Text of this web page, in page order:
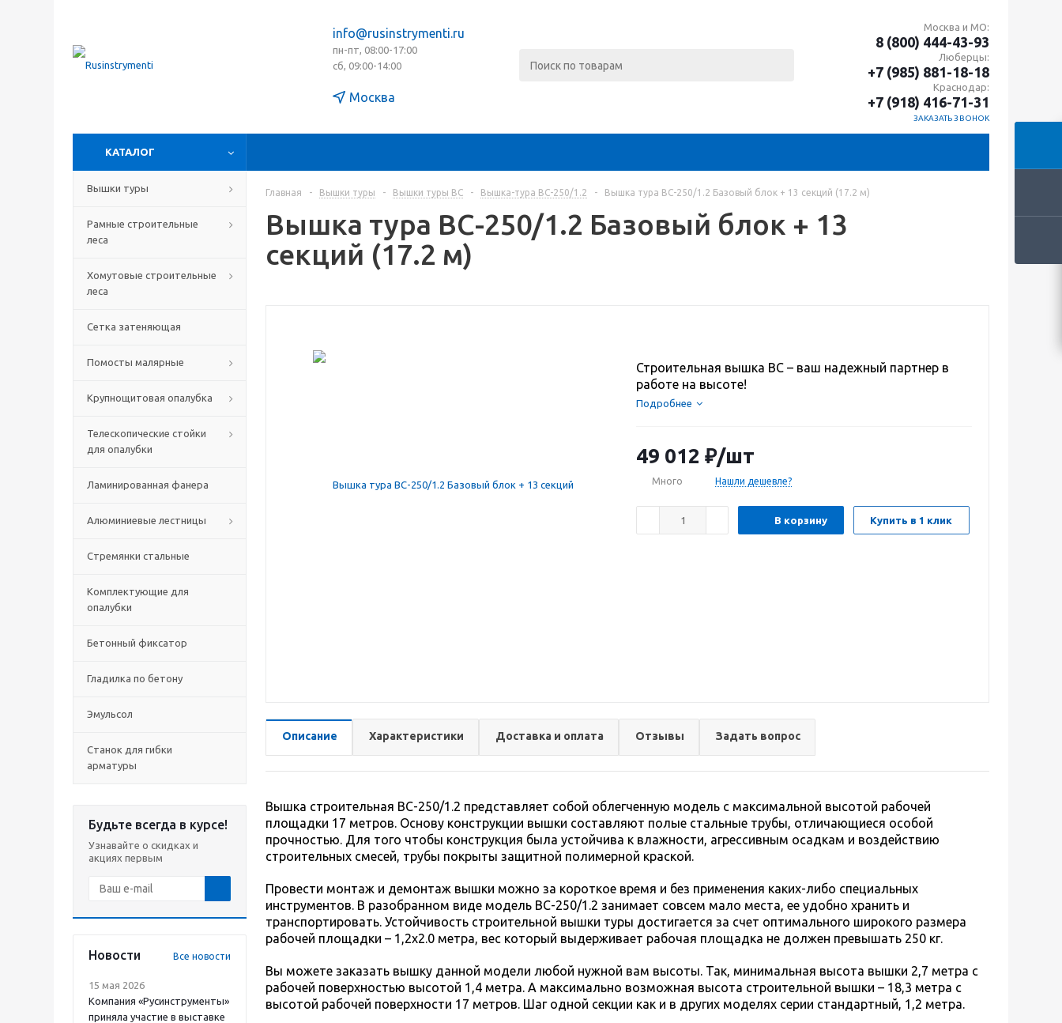
info@rusinstrymenti.ru
пн-пт, 08:00-17:00
сб, 09:00-14:00
Москва
Москва и МО:
8 (800) 444-43-93
Люберцы:
+7 (985) 881-18-18
Краснодар:
+7 (918) 416-71-31
ЗАКАЗАТЬ ЗВОНОК
КАТАЛОГ
Вышки туры
Рамные строительные
леса
Хомутовые строительные
леса
Сетка затеняющая
Помосты малярные
Крупнощитовая опалубка
Телескопические стойки
для опалубки
Ламинированная фанера
Алюминиевые лестницы
Стремянки стальные
Комплектующие для
опалубки
Бетонный фиксатор
Гладилка по бетону
Эмульсол
Станок для гибки
арматуры
Будьте всегда в курсе!
Узнавайте о скидках и
акциях первым
Новости Все новости
15 мая 2026
Компания «Русинструменты»
приняла участие в выставке
Главная - Вышки туры - Вышки туры ВС - Вышка-тура ВС-250/1.2 - Вышка тура ВС-250/1.2 Базовый блок + 13 секций (17.2 м)
Вышка тура ВС-250/1.2 Базовый блок + 13
секций (17.2 м)
Строительная вышка ВС – ваш надежный партнер в
работе на высоте!
Подробнее
49 012 ₽/шт
Много Нашли дешевле?
В корзину Купить в 1 клик
Описание Характеристики Доставка и оплата Отзывы Задать вопрос
Вышка строительная ВС-250/1.2 представляет собой облегченную модель с максимальной высотой рабочей
площадки 17 метров. Основу конструкции вышки составляют полые стальные трубы, отличающиеся особой
прочностью. Для того чтобы конструкция была устойчива к влажности, агрессивным осадкам и воздействию
строительных смесей, трубы покрыты защитной полимерной краской.
Провести монтаж и демонтаж вышки можно за короткое время и без применения каких-либо специальных
инструментов. В разобранном виде модель ВС-250/1.2 занимает совсем мало места, ее удобно хранить и
транспортировать. Устойчивость строительной вышки туры достигается за счет оптимального широкого размера
рабочей площадки – 1,2х2.0 метра, вес который выдерживает рабочая площадка не должен превышать 250 кг.
Вы можете заказать вышку данной модели любой нужной вам высоты. Так, минимальная высота вышки 2,7 метра с
рабочей поверхностью высотой 1,4 метра. А максимально возможная высота строительной вышки – 18,3 метра с
высотой рабочей поверхности 17 метров. Шаг одной секции как и в других моделях серии стандартный, 1,2 метра.